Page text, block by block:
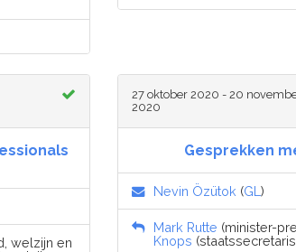
welzijn en
27 oktober 2020 - 20
2020
Gesprekken
Nevin Özütok (GL )
Mark Rutte (minister-
Knops